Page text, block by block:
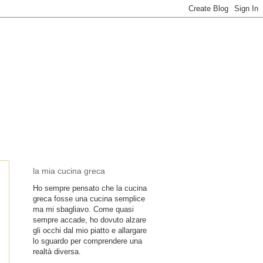
la mia cucina greca
Ho sempre pensato che la cucina
greca fosse una cucina semplice
ma mi sbagliavo. Come quasi
sempre accade, ho dovuto alzare
gli occhi dal mio piatto e allargare
lo sguardo per comprendere una
realtà diversa.